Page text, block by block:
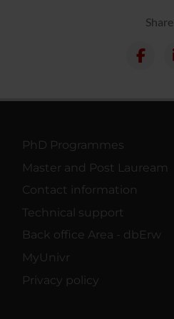
Share
PhD Programmes
Master and Post Lauream
Contact information
Technical support
Back office Area - dbErw
MyUnivr
Privacy policy